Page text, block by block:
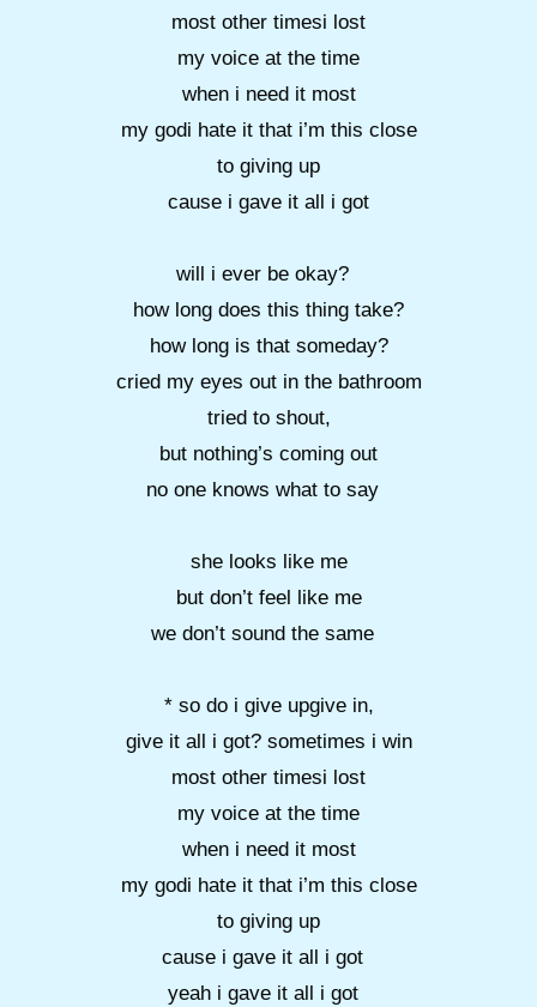
most other timesi lost
my voice at the time
when i need it most
my godi hate it that i’m this close
to giving up
cause i gave it all i got
will i ever be okay?
how long does this thing take?
how long is that someday?
cried my eyes out in the bathroom
tried to shout,
but nothing’s coming out
no one knows what to say
she looks like me
but don’t feel like me
we don’t sound the same
* so do i give upgive in,
give it all i got? sometimes i win
most other timesi lost
my voice at the time
when i need it most
my godi hate it that i’m this close
to giving up
cause i gave it all i got
yeah i gave it all i got